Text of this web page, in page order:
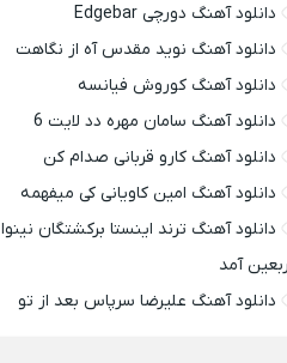
دانلود آهنگ دورچی Edgebar
دانلود آهنگ نوید مقدس آه از نگاهت
دانلود آهنگ کوروش فیانسه
دانلود آهنگ سامان مهره دد لایت 6
دانلود آهنگ کارو قربانی صدام کن
دانلود آهنگ امین کاویانی کی میفهمه
دانلود آهنگ ترند اینستا برکشتگان نینوا
آمد
دانلود آهنگ علیرضا سرپاس بعد از تو